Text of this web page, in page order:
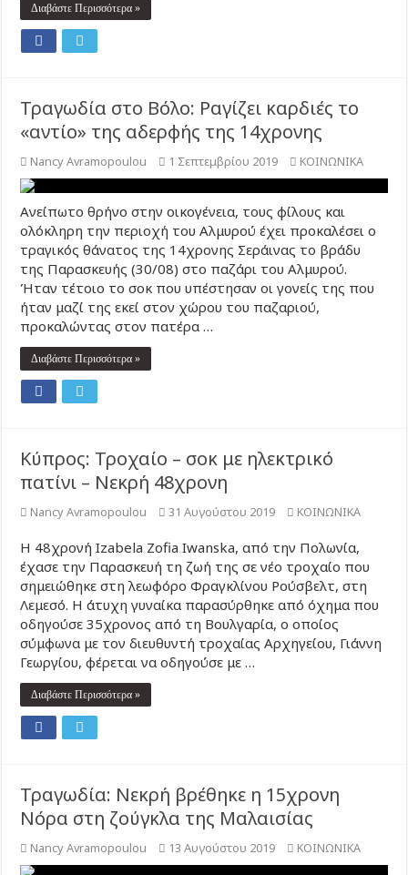
Διαβάστε Περισσότερα »
Τραγωδία στο Βόλο: Ραγίζει καρδιές το
«αντίο» της αδερφής της 14χρονης
Nancy Avramopoulou 1 Σεπτεμβρίου 2019 ΚΟΙΝΩΝΙΚΑ
Ανείπωτο θρήνο στην οικογένεια, τους φίλους και
ολόκληρη την περιοχή του Αλμυρού έχει προκαλέσει ο
τραγικός θάνατος της 14χρονης Σεράινας το βράδυ
της Παρασκευής (30/08) στο παζάρι του Αλμυρού.
Ήταν τέτοιο το σοκ που υπέστησαν οι γονείς της που
ήταν μαζί της εκεί στον χώρου του παζαριού,
προκαλώντας στον πατέρα …
Διαβάστε Περισσότερα »
Κύπρος: Τροχαίο – σοκ με ηλεκτρικό
πατίνι – Νεκρή 48χρονη
Nancy Avramopoulou 31 Αυγούστου 2019 ΚΟΙΝΩΝΙΚΑ
Η 48χρονή Izabela Zofia Iwanska, από την Πολωνία,
έχασε την Παρασκευή τη ζωή της σε νέο τροχαίο που
σημειώθηκε στη λεωφόρο Φραγκλίνου Ρούσβελτ, στη
Λεμεσό. Η άτυχη γυναίκα παρασύρθηκε από όχημα που
οδηγούσε 35χρονος από τη Βουλγαρία, ο οποίος
σύμφωνα με τον διευθυντή τροχαίας Αρχηγείου, Γιάννη
Γεωργίου, φέρεται να οδηγούσε με …
Διαβάστε Περισσότερα »
Τραγωδία: Νεκρή βρέθηκε η 15χρονη
Νόρα στη ζούγκλα της Μαλαισίας
Nancy Avramopoulou 13 Αυγούστου 2019 ΚΟΙΝΩΝΙΚΑ